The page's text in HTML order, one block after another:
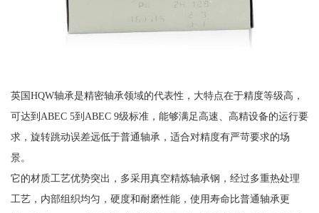
英国HQW轴承是精密轴承领域的代表性，大特点在于精度等级高，
可达到ABEC 5到ABEC 9级标准，能够满足高速、高精设备的运行要
求，旋转跳动误差远低于普通轴承，适合对精度有严苛要求的场
景。
它的材质工艺优势突出，多采用真空精炼轴承钢，经过多重热处理
工艺，内部组织均匀，硬度和耐磨性能，使用寿命比普通轴承更